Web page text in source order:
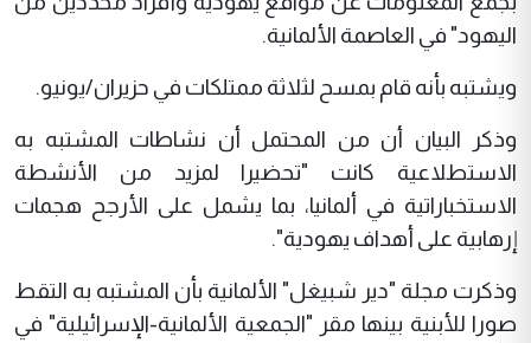
اليهود" في العاصمة الألمانية.
ويشتبه بأنه قام بمسح لثلاثة ممتلكات في حزيران/يونيو.
وذكر البيان أن من المحتمل أن نشاطات المشتبه به
الاستطلاعية كانت "تحضيرا لمزيد من الأنشطة
الاستخباراتية في ألمانيا، بما يشمل على الأرجح هجمات
إرهابية على أهداف يهودية".
وذكرت مجلة "دير شبيغل" الألمانية بأن المشتبه به التقط
صورا للأبنية بينها مقر "الجمعية الألمانية-الإسرائيلية" في